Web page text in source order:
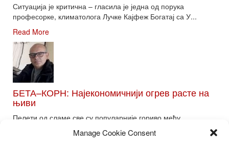
Manage Cookie Consent
Ситуација је критична – гласила је једна од порука
професорке, климатолога Лучке Кајфеж Богатај са У...
Read More
БЕТА–КОРН: Најекономичнији огрев расте на
њиви
Пелети од сламе све су популарније гориво међу
потрошачима. Главне препреке већoj производњи овог ог...